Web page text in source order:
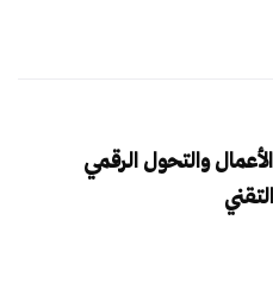
والتحول الرقمي